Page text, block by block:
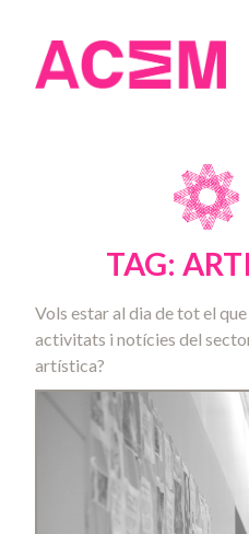
TAG:
Vols estar al dia de tot el
activitats i notícies del
artística?